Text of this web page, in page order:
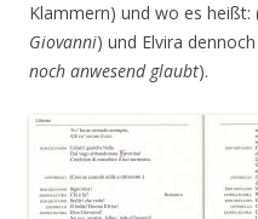
Klammern) und wo es heißt:
Giovanni) und Elvira
noch anwesend glaubt).